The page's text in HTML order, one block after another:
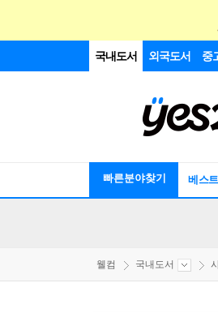
국내도서 외국도서 중
빠른분야찾기 베스트
웰컴 국내도서